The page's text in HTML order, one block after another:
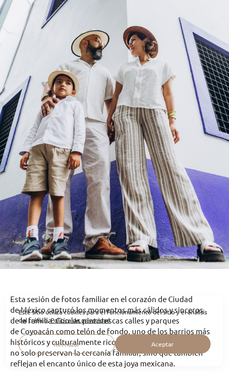
Esta sesión de fotos familiar en el corazón de Ciudad
de México capturó los momentos más cálidos y sinceros
de la familia. Con las pintorescas calles y parques
de Coyoacán como telón de fondo, uno de los barrios más
históricos y culturalmente ricos de la ciudad, las fotos
no solo preservan la cercanía familiar, sino que también
reflejan el encanto único de esta joya mexicana.
Este sitio utiliza cookies para el funcionamiento del sitio y el análisis
del tráfico.Política de privacidad
Rechazar Aceptar